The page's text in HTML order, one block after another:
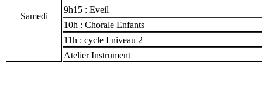
Samedi
9h15 : Eveil
10h : Chorale Enfants
11h : cycle I niveau 2
Atelier Instrument